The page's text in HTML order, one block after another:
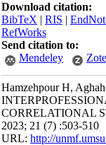
Download citation:
BibTeX|RIS|
RefWorks
Send citation to:
Mendeley
Hamzehpour H,
CORRELATIONAL
2023; 21 (7) :503-510
URL:http://